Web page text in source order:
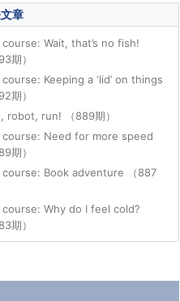
章
course: Wait, that’s no fish!
期）
course: Keeping a ‘lid’ on things
期）
robot, run! （889期）
course: Need for more speed
期）
course: Book adventure （887
course: Why do I feel cold?
期）